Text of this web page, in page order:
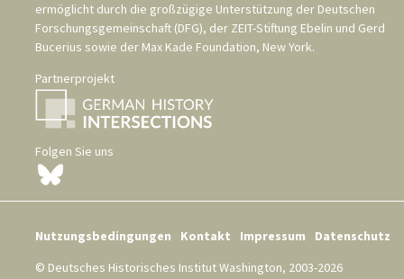
ermöglicht durch die großzügige Unterstützung der Deutschen
Forschungsgemeinschaft (DFG), der ZEIT-Stiftung Ebelin und Gerd
Bucerius sowie der Max Kade Foundation, New York.
Partnerprojekt
Folgen Sie uns
Nutzungsbedingungen Kontakt Impressum
Datenschutz
© Deutsches Historisches Institut Washington, 2003-2026